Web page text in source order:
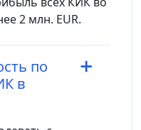
2 млн. EUR.
по
в